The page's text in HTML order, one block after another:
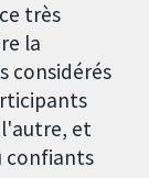
très
la
considérés
l'autre, et
confiants